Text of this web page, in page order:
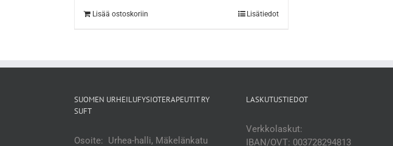
Lisää ostoskoriin Lisätiedot
SUOMEN URHEILUFYSIOTERAPEUTIT RY
SUFT
Osoite: Urhea-halli, Mäkelänkatu
LASKUTUSTIEDOT
Verkkolaskut:
IBAN/OVT: 003728294813